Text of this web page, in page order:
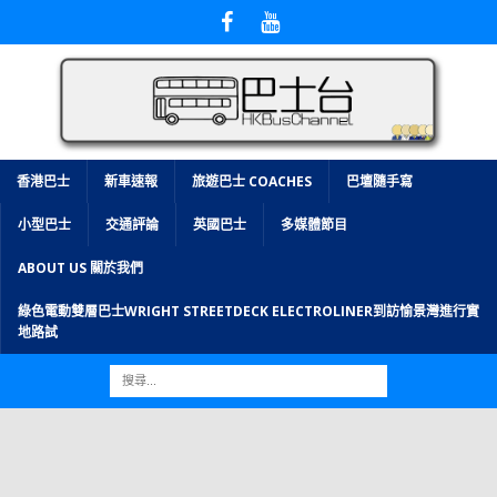
香港巴士 新車速報 旅遊巴士 COACHES 巴壇隨手寫
小型巴士 交通評論 英國巴士 多媒體節目
ABOUT US 關於我們
綠色電動雙層巴士WRIGHT STREETDECK ELECTROLINER到訪愉景灣進行實
地路試